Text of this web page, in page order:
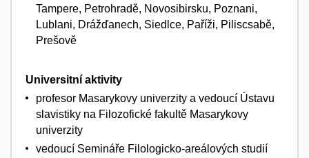
Tampere, Petrohradě, Novosibirsku, Poznani,
Lublani, Drážďanech, Siedlce, Paříži, Piliscsabě,
Prešově
Universitní aktivity
profesor Masarykovy univerzity a vedoucí Ústavu
slavistiky na Filozofické fakultě Masarykovy
univerzity
vedoucí Semináře Filologicko-areálových studií